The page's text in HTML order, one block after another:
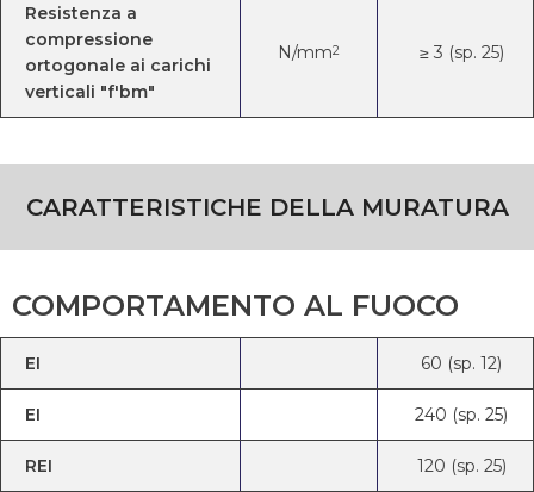
Resistenza a
compressione
ortogonale ai carichi
verticali "f'bm"
N/mm2 ≥ 3 (sp. 25)
CARATTERISTICHE DELLA MURATURA
COMPORTAMENTO AL FUOCO
EI 60 (sp. 12)
EI 240 (sp. 25)
REI 120 (sp. 25)